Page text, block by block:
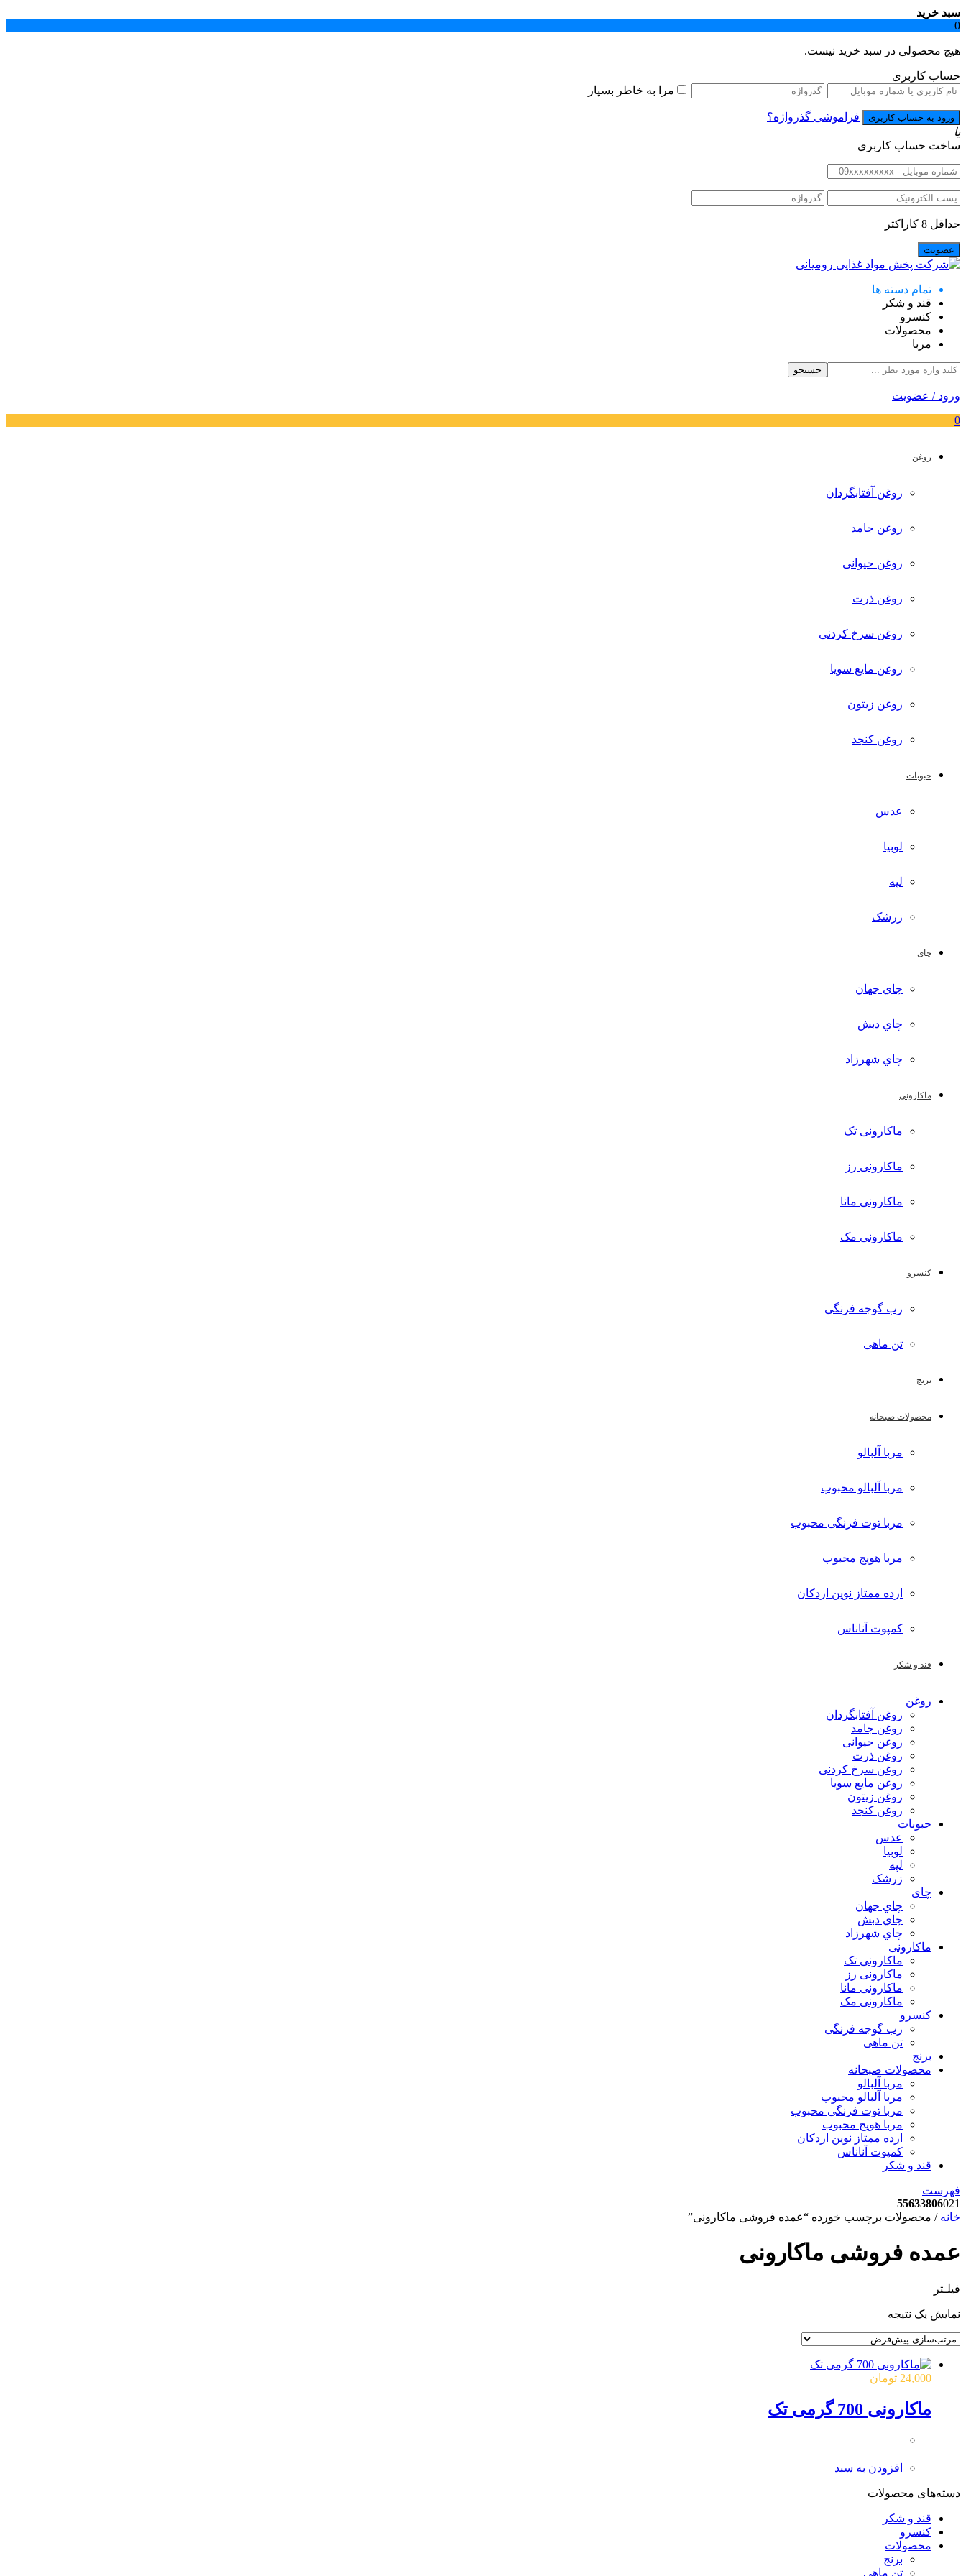
سبد خرید
0
هیچ محصولی در سبد خرید نیست.
حساب کاربری
مرا به خاطر بسپار
فراموشی گذرواژه؟
یا
ساخت حساب کاربری
حداقل 8 کاراکتر
تمام دسته ها
قند و شکر
کنسرو
محصولات
مربا
جستجو
ورود / عضویت
0
روغن
روغن آفتابگردان
روغن جامد
روغن حیوانی
روغن ذرت
روغن سرخ کردنی
روغن مایع سویا
روغن زیتون
روغن کنجد
حبوبات
عدس
لوبیا
لپه
زرشک
چای
چاي جهان
چاي دبش
چاي شهرزاد
ماکارونی
ماکارونی تک
ماکارونی رز
ماکارونی مانا
ماکارونی مک
کنسرو
رب گوجه فرنگی
تن ماهی
برنج
محصولات صبحانه
مربا آلبالو
مربا آلبالو محبوب
مربا توت فرنگی محبوب
مربا هویج محبوب
ارده ممتاز نوین اردکان
کمپوت آناناس
قند و شکر
روغن
روغن آفتابگردان
روغن جامد
روغن حیوانی
روغن ذرت
روغن سرخ کردنی
روغن مایع سویا
روغن زیتون
روغن کنجد
حبوبات
عدس
لوبیا
لپه
زرشک
چای
چاي جهان
چاي دبش
چاي شهرزاد
ماکارونی
ماکارونی تک
ماکارونی رز
ماکارونی مانا
ماکارونی مک
کنسرو
رب گوجه فرنگی
تن ماهی
برنج
محصولات صبحانه
مربا آلبالو
مربا آلبالو محبوب
مربا توت فرنگی محبوب
مربا هویج محبوب
ارده ممتاز نوین اردکان
کمپوت آناناس
قند و شکر
فهرست
55633806021
خانه / محصولات برچسب خورده “عمده فروشی ماکارونی”
عمده فروشی ماکارونی
فیلـتر
نمایش یک نتیجه
24,000 تومان
ماکارونی 700 گرمی تک
افزودن به سبد
دسته‌های محصولات
قند و شکر
کنسرو
محصولات
برنج
تن ماهی